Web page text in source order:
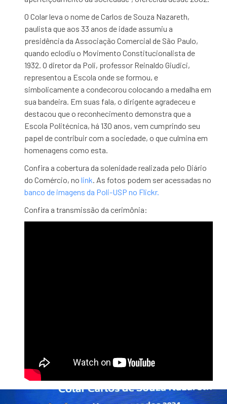
O Colar leva o nome de Carlos de Souza Nazareth,
paulista que aos 33 anos de idade assumiu a
presidência da Associação Comercial de São Paulo,
quando eclodiu o Movimento Constitucionalista de
1932. O diretor da Poli, professor Reinaldo Giudici,
representou a Escola onde se formou, e
simbolicamente a condecorou colocando a medalha em
sua bandeira. Em suas fala, o dirigente agradeceu e
destacou que o reconhecimento demonstra que a
Escola Politécnica, há 130 anos, vem cumprindo seu
papel de contribuir com a sociedade, o que culmina em
homenagens como esta.
Confira a cobertura da solenidade realizada pelo Diário
do Comércio, nolink. As fotos podem ser acessadas no
banco de imagens da Poli-USP no Flickr.
Confira a transmissão da cerimônia: